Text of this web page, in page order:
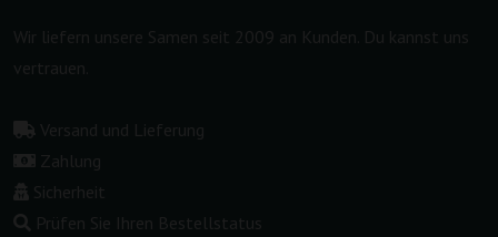
Wir liefern unsere Samen seit 2009 an Kunden. Du kannst uns
vertrauen.
Versand und Lieferung
Zahlung
Sicherheit
Prüfen Sie Ihren Bestellstatus